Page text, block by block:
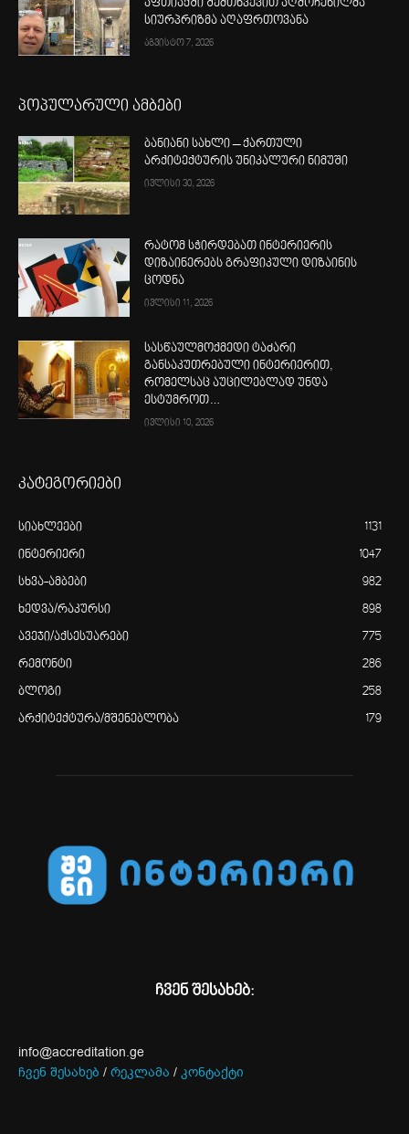
აფთიაქში შემთხვევით აღმოჩენილმა
სიურპრიზმა აღაფრთოვანა
აგვისტო 7, 2026
პოპულარული ამბები
ბანიანი სახლი – ქართული
არქიტექტურის უნიკალური ნიმუში
ივლისი 30, 2026
რატომ სჭირდებათ ინტერიერის
დიზაინერებს გრაფიკული დიზაინის
ცოდნა
ივლისი 11, 2026
სასწაულმოქმედი ტაძარი
განსაკუთრებული ინტერიერით,
რომელსაც აუცილებლად უნდა
ესტუმროთ…
ივლისი 10, 2026
კატეგორიები
სიახლეები 1131
ინტერიერი 1047
სხვა-ამბები 982
ხედვა/რაკურსი 898
ავეჯი/აქსესუარები 775
რემონტი 286
ბლოგი 258
არქიტექტურა/მშენებლობა 179
ჩვენ შესახებ:
info@accreditation.ge
ჩვენ შესახებ / რეკლამა / კონტაქტი